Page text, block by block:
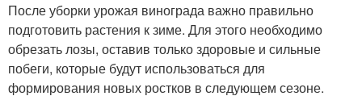
После уборки урожая винограда важно правильно
подготовить растения к зиме. Для этого необходимо
обрезать лозы, оставив только здоровые и сильные
побеги, которые будут использоваться для
формирования новых ростков в следующем сезоне.